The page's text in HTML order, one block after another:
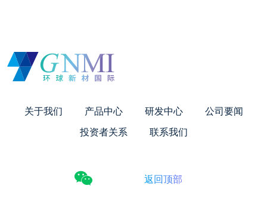
关于我们 产品中心 研发中心
公司要闻
投资者关系
联系我们
返回顶部